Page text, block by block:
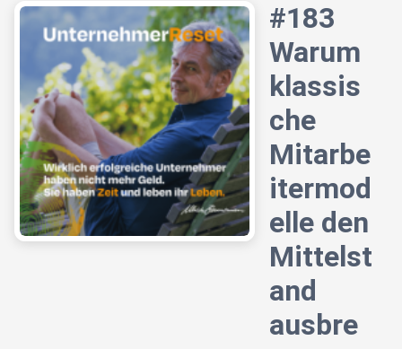
#183
Warum
klassis
che
Mitarbe
itermod
elle den
Mittelst
and
ausbre